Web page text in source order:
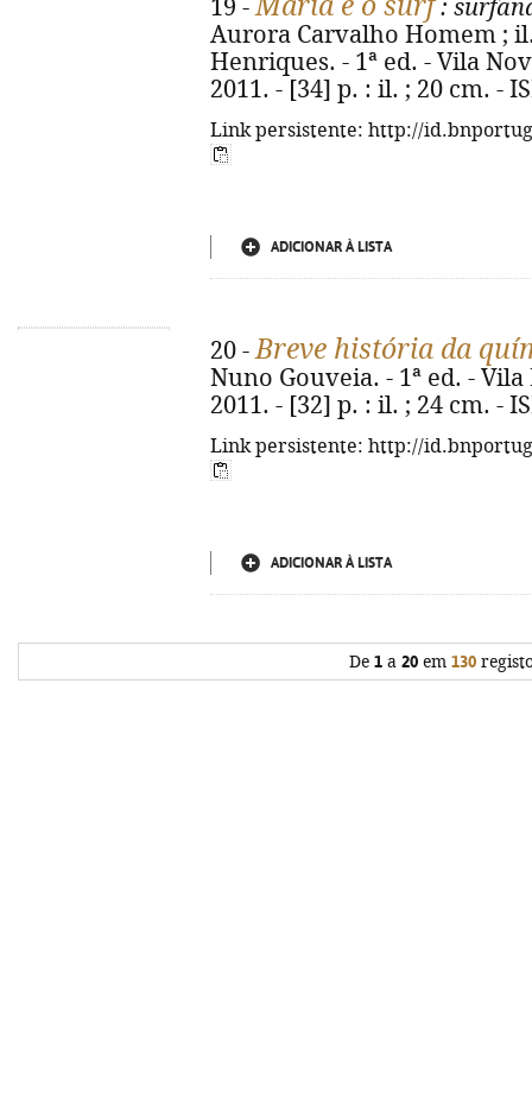
19 -
:
Aurora Carvalho Homem ;
Henriques. - 1ª ed. - Vila
2011. - [34] p. : il. ; 20 cm. -
Link persistente: http://
ADICIONAR À LISTA
20 -Breve história da
Nuno Gouveia. - 1ª ed. -
2011. - [32] p. : il. ; 24 cm. -
Link persistente: http://
ADICIONAR À LISTA
De 1 a 20 em 130